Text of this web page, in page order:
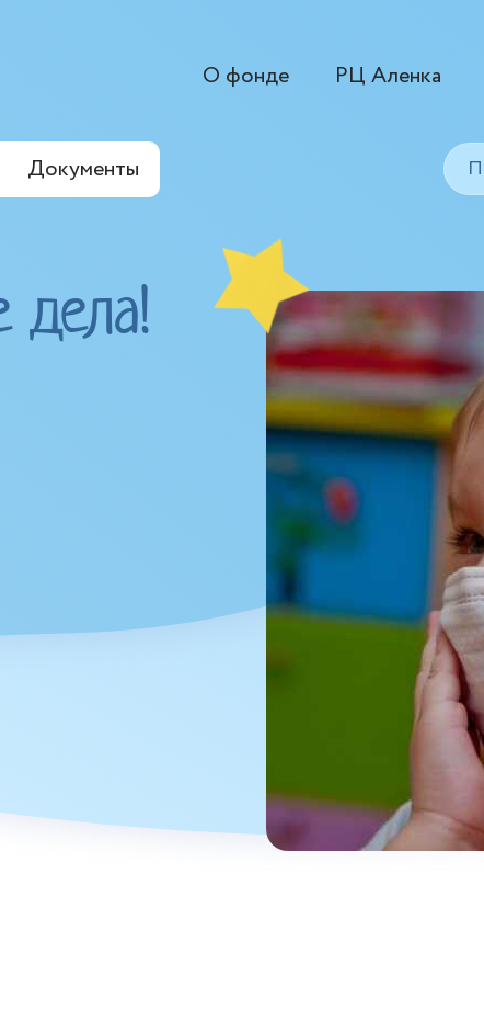
О фонде РЦ Аленка
Документы
дела!